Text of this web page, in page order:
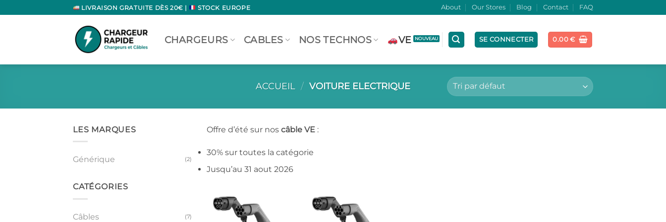
au
LIVRAISON GRATUITE DÈS 20€ | STOCK EUROPE About Our Stores Blog Contact FAQ
CHARGEURS CABLES NOS TECHNOS VE SE CONNECTER 0.00€
ACCUEIL / VOITURE ELECTRIQUE
LES MARQUES
Générique (2)
CATÉGORIES
Câbles (7)
Offre d’été sur nos câble VE :
30% sur toutes la catégorie
Jusqu’au 31 aout 2026
Ajouter
à la liste
Ajouter
à la liste